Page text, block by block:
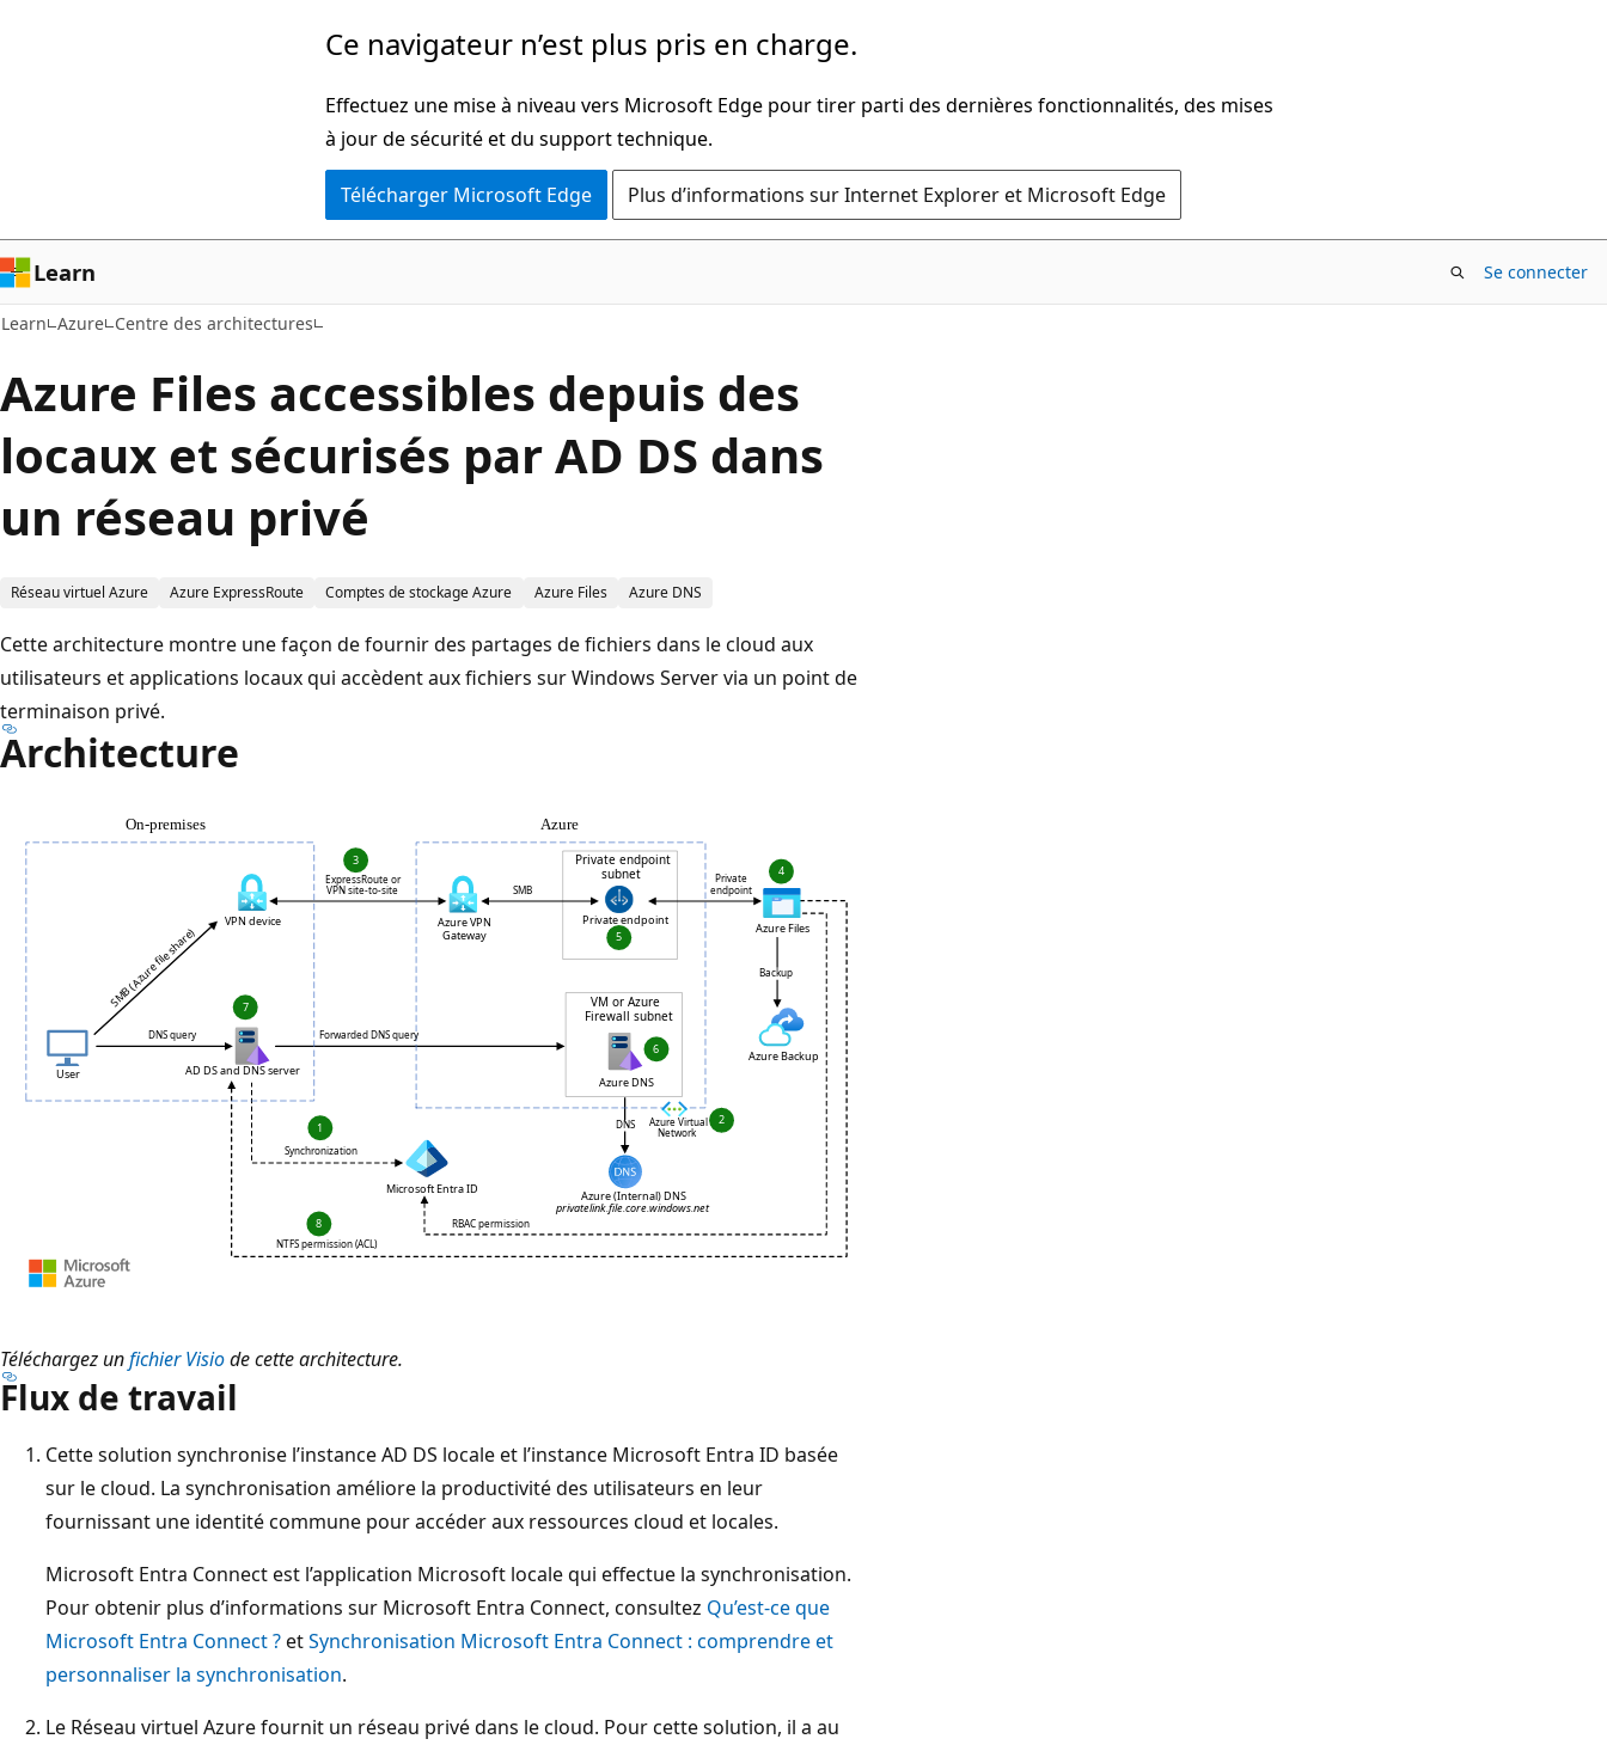
Ce navigateur n’est plus pris en charge.
Effectuez une mise à niveau vers Microsoft Edge pour tirer parti des dernières fonctionnalités, des mises
à jour de sécurité et du support technique.
Télécharger Microsoft Edge Plus d’informations sur Internet Explorer et Microsoft Edge
Learn Se connecter
Learn Azure Centre des architectures
Azure Files accessibles depuis des
locaux et sécurisés par AD DS dans
un réseau privé
Réseau virtuel Azure Azure ExpressRoute Comptes de stockage Azure Azure Files Azure DNS
Cette architecture montre une façon de fournir des partages de fichiers dans le cloud aux
utilisateurs et applications locaux qui accèdent aux fichiers sur Windows Server via un point de
terminaison privé.
Architecture
Téléchargez unfichier Visiode cette architecture.
Flux de travail
Cette solution synchronise l’instance AD DS locale et l’instance Microsoft Entra ID basée
sur le cloud. La synchronisation améliore la productivité des utilisateurs en leur
fournissant une identité commune pour accéder aux ressources cloud et locales.
Microsoft Entra Connect est l’application Microsoft locale qui effectue la synchronisation.
Pour obtenir plus d’informations sur Microsoft Entra Connect, consultez Qu’est-ce que
Microsoft Entra Connect ?etSynchronisation Microsoft Entra Connect : comprendre et
personnaliser la synchronisation.
Le Réseau virtuel Azure fournit un réseau privé dans le cloud. Pour cette solution, il a au